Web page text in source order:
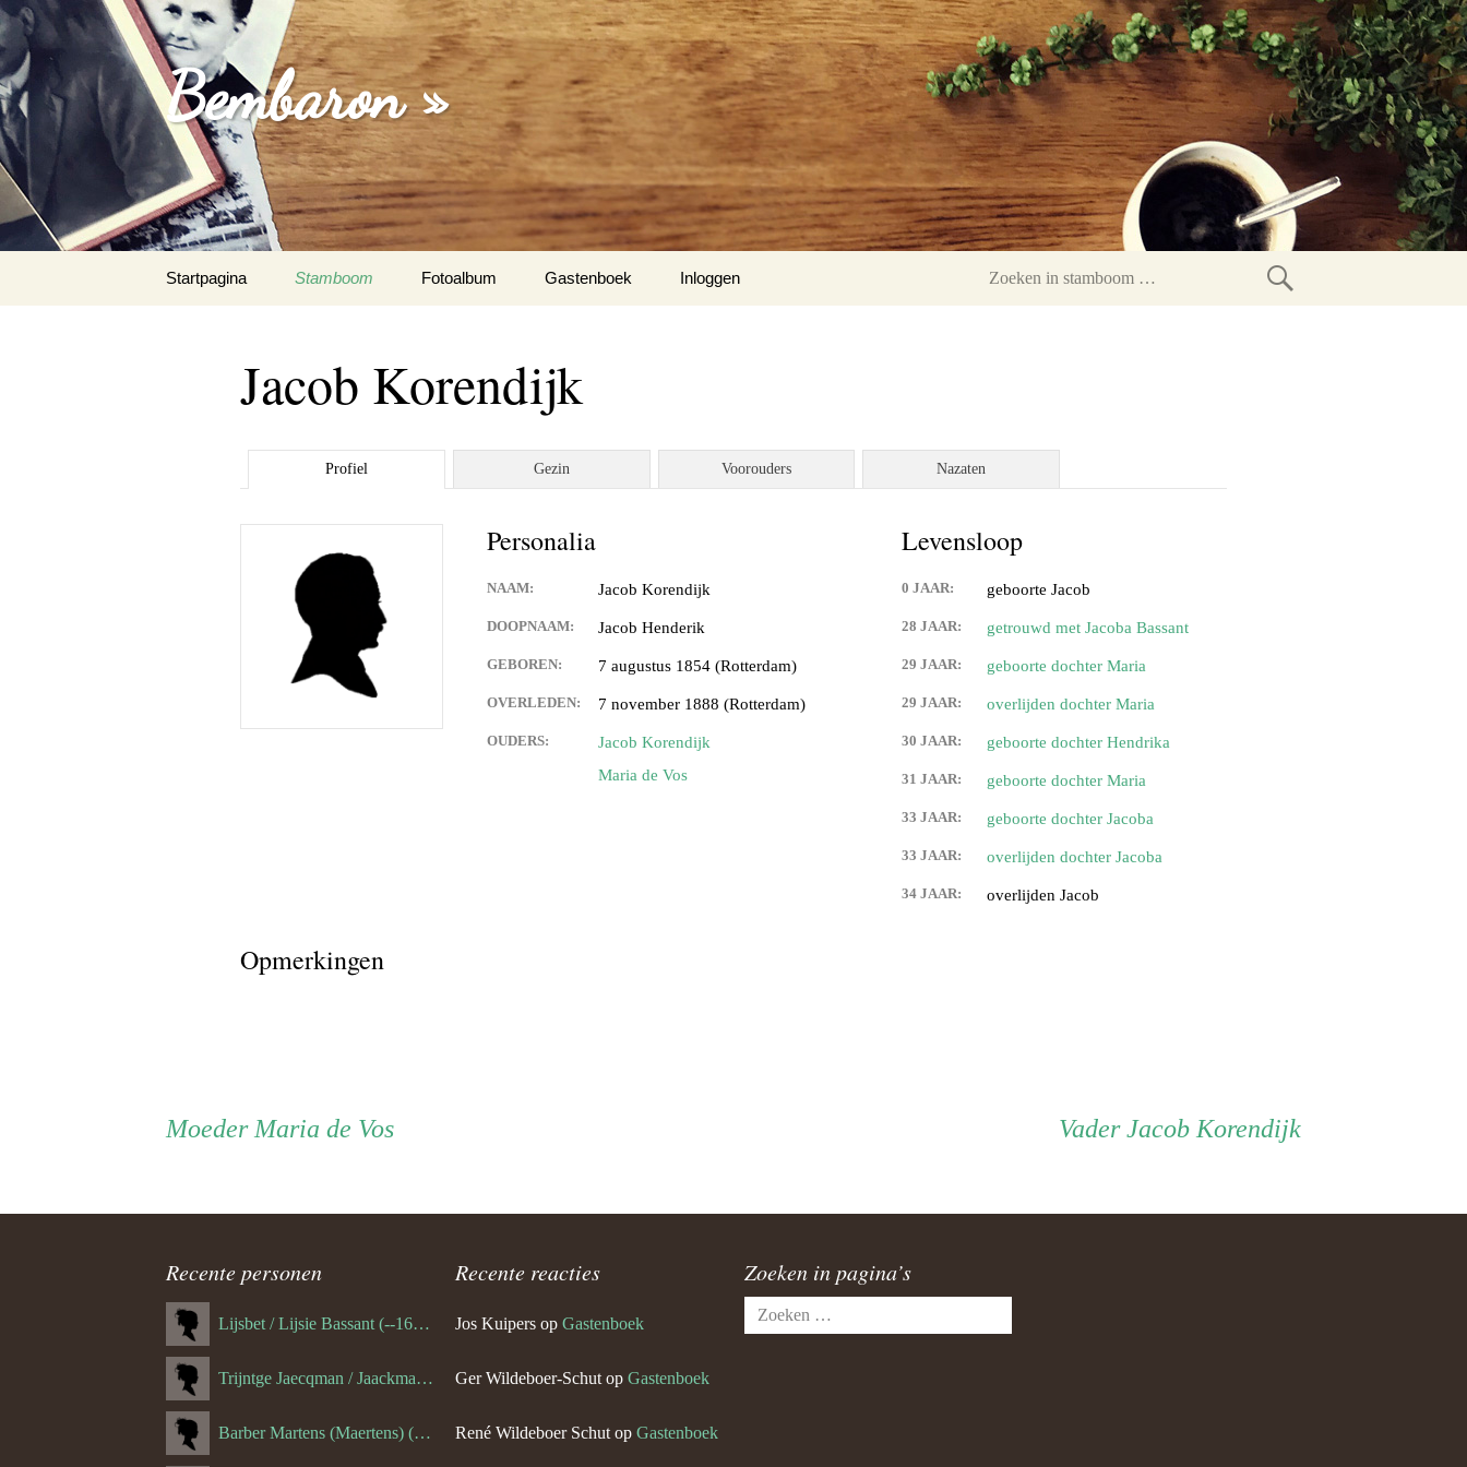
Bembaron »
naar
Startpagina Stamboom Fotoalbum Gastenboek
Inloggen
Zoeken
Jacob Korendijk
Profiel Gezin Voorouders Nazaten
Personalia
NAAM: Jacob Korendijk
DOOPNAAM: Jacob Henderik
GEBOREN: 7 augustus 1854 (Rotterdam)
OVERLEDEN: 7 november 1888 (Rotterdam)
OUDERS:
Jacob Korendijk
Maria de Vos
Levensloop
0 JAAR: geboorte Jacob
28 JAAR: getrouwd met Jacoba Bassant
29 JAAR: geboorte dochter Maria
29 JAAR: overlijden dochter Maria
30 JAAR: geboorte dochter Hendrika
31 JAAR: geboorte dochter Maria
33 JAAR: geboorte dochter Jacoba
33 JAAR: overlijden dochter Jacoba
34 JAAR: overlijden Jacob
Opmerkingen
Persoon
ouder
navigatie
VaderVader
Jacob Korendijk
Moeder Moeder
Maria de Vos
Recente personen
Lijsbet / Lijsie Bassant (--1687)
Trijntge Jaecqman / Jaackman (--1651)
Barber Martens (Maertens) (--1658)
Recente reacties
Jos Kuipers op Gastenboek
Ger Wildeboer-Schut op Gastenboek
René Wildeboer Schut op Gastenboek
Zoeken in pagina’s
Zoeken
naar: